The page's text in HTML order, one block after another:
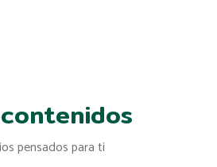
pensados para ti